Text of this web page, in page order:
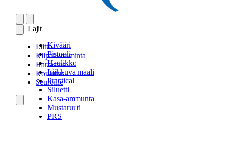
Lajit
Kivääri
Pistooli
Haulikko
Liikkuva maali
Practical
Siluetti
Kasa-ammunta
Mustaruuti
PRS
Liitto
Kilpailutoiminta
Harrastus
Koulutus
Seuroille